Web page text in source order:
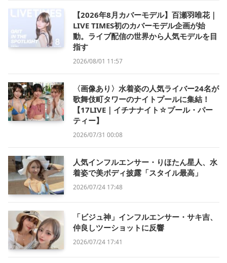
【2026年8月カバーモデル】百瀬羽唯花｜
LIVE TIMES初のカバーモデル企画が始
動。ライブ配信の世界から人気モデルを目
指す
2026/08/01 11:57
〈画像あり〉水着姿の人気ライバー24名が
歌舞伎町タワーのナイトプールに集結！
【17LIVE｜イチナナイト☆プール・パー
ティー】
2026/07/31 00:08
人気インフルエンサー・りほたん星人、水
着姿で美ボディ披露「スタイル最高」
2026/07/24 17:48
「ビジュ神」インフルエンサー・サキ吉、
仲良しツーショットに反響
2026/07/24 17:41